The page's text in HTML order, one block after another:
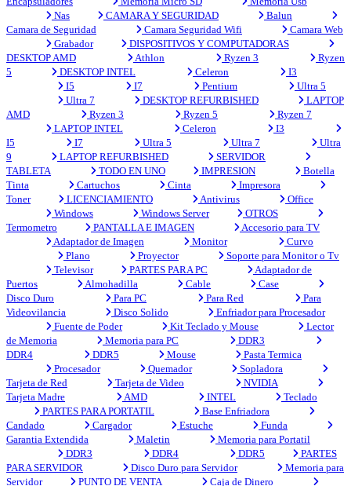
Nas
CAMARA Y SEGURIDAD
Balun
Camara de Seguridad
Camara Seguridad Wifi
Camara Web
Grabador
DISPOSITIVOS Y COMPUTADORAS
DESKTOP AMD
Athlon Ryzen 3
Ryzen
5
DESKTOP INTEL Celeron
I3
I5
I7 Pentium
Ultra 5
Ultra 7
DESKTOP REFURBISHED
LAPTOP
AMD
Ryzen 3 Ryzen 5
Ryzen 7
LAPTOP INTEL
Celeron
I3
I5
I7 Ultra 5 Ultra 7
Ultra
9
LAPTOP REFURBISHED
SERVIDOR
TABLETA
TODO EN UNO IMPRESION
Botella
Tinta
Cartuchos Cinta
Impresora
Toner
LICENCIAMIENTO Antivirus
Office
Windows
Windows Server
OTROS
Termometro
PANTALLA E IMAGEN
Accesorio para TV
Adaptador de Imagen
Monitor
Curvo
Plano
Proyector
Soporte para Monitor o Tv
Televisor
PARTES PARA PC
Adaptador de
Puertos
Almohadilla Cable
Case
Disco Duro
Para PC Para Red
Para
Videovilancia
Disco Solido
Enfriador para Procesador
Fuente de Poder
Kit Teclado y Mouse
Lector
de Memoria
Memoria para PC
DDR3
DDR4
DDR5 Mouse
Pasta Termica
Procesador
Quemador
Sopladora
Tarjeta de Red
Tarjeta de Video
NVIDIA
Tarjeta Madre
AMD INTEL
Teclado
PARTES PARA PORTATIL
Base Enfriadora
Candado
Cargador Estuche
Funda
Garantia Extendida
Maletin
Memoria para Portatil
DDR3
DDR4 DDR5
PARTES
PARA SERVIDOR
Disco Duro para Servidor
Memoria para
Servidor
PUNTO DE VENTA Caja de Dinero